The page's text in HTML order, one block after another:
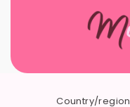
Country/region